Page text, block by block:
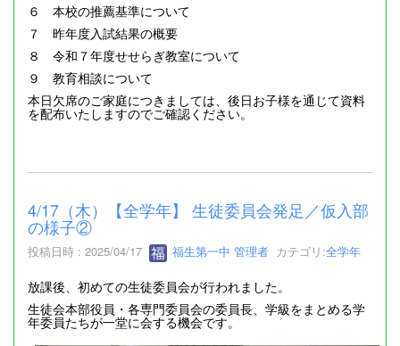
６ 本校の推薦基準について
７ 昨年度入試結果の概要
８ 令和７年度せせらぎ教室について
９ 教育相談について
本日欠席のご家庭につきましては、後日お子様を通じて資料
を配布いたしますのでご確認ください。
4/17（木）【全学年】 生徒委員会発足／仮入部
の様子②
投稿日時 : 2025/04/17 福生第一中 管理者 カテゴリ:全学年
放課後、初めての生徒委員会が行われました。
生徒会本部役員・各専門委員会の委員長、学級をまとめる学
年委員たちが一堂に会する機会です。